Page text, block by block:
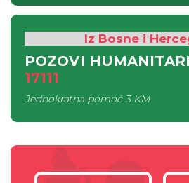
Iz Bosne i
POZOVI
17111
Jednokratna pomoć3 KM